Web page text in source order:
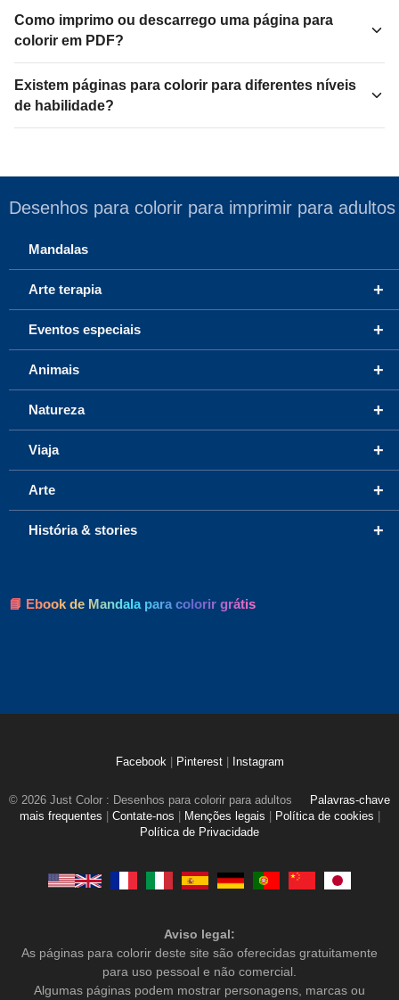
Como imprimo ou descarrego uma página para
colorir em PDF?
Existem páginas para colorir para diferentes níveis
de habilidade?
Desenhos para colorir para imprimir para adultos
Mandalas
+
Arte terapia
+
Eventos especiais
+
Animais
+
Natureza
+
Viaja
+
Arte
+
História & stories
📘 Ebook de Mandala para colorir grátis
Facebook Pinterest Instagram
© 2026 Just Color : Desenhos para colorir para adultos
Palavras-chave
mais frequentes
Contate-nos Menções legais Política de cookies
Política de Privacidade
Aviso legal:
As páginas para colorir deste site são oferecidas gratuitamente
para uso pessoal e não comercial.
Algumas páginas podem mostrar personagens, marcas ou